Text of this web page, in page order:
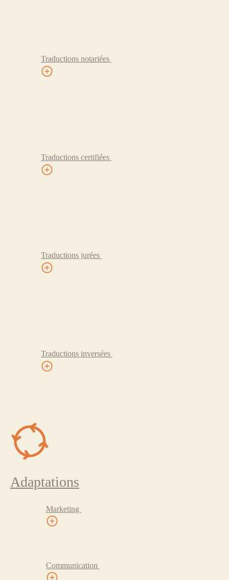
Traductions notariées
Traductions certifiées
Traductions jurées
Traductions inversées
Adaptations
Marketing
Communication